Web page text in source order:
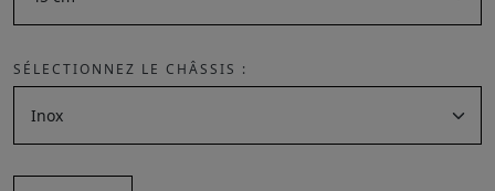
SÉLECTIONNEZ LE CHÂSSIS :